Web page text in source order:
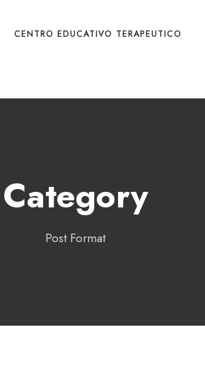
CENTRO EDUCATIVO TERAPEUTICO
Category
Post Format